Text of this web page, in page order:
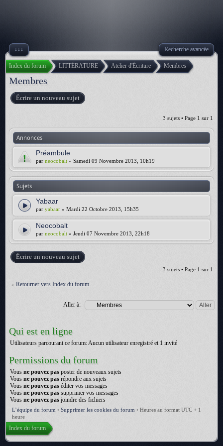
↓↓↓ Recherche avancée
Index du forum LITTÉRATURE Atelier d'Écriture Membres
Membres
Écrire un nouveau sujet
3 sujets • Page 1 sur 1
Annonces
Préambule
par neocobalt » Samedi 09 Novembre 2013, 10h19
Sujets
Yabaar
par yabaar » Mardi 22 Octobre 2013, 15h35
Neocobalt
par neocobalt » Jeudi 07 Novembre 2013, 22h18
Écrire un nouveau sujet
3 sujets • Page 1 sur 1
Retourner vers Index du forum
Aller à:
Qui est en ligne
Utilisateurs parcourant ce forum: Aucun utilisateur enregistré et 1 invité
Permissions du forum
Vous ne pouvez pas poster de nouveaux sujets
Vous ne pouvez pas répondre aux sujets
Vous ne pouvez pas éditer vos messages
Vous ne pouvez pas supprimer vos messages
Vous ne pouvez pas joindre des fichiers
L’équipe du forum • Supprimer les cookies du forum • Heures au format UTC + 1
heure
Index du forum